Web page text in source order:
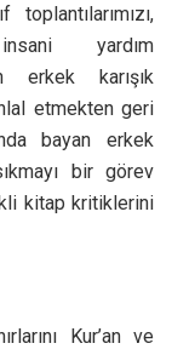
insani yardım
erkek karışık
etmekten geri
bayan erkek
bir görev
kitap kritiklerini
Kur’an ve